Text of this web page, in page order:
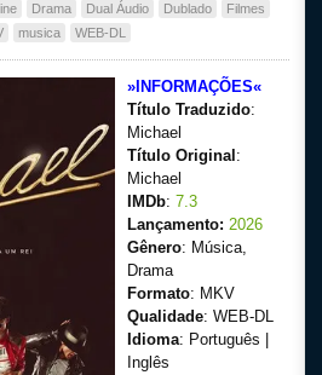
Top Filmes
Top Séries
Dublado
Legendado
Drama Dual Áudio Dublado
Filmes
musica WEB-DL
»INFORMAÇÕES«
Título Traduzido:
Michael
Título Original :
Michael
IMDb: 7.3
Lançamento: 2026
Gênero: Música,
Drama
Formato: MKV
Qualidade: WEB-DL
Idioma: Português |
Inglês